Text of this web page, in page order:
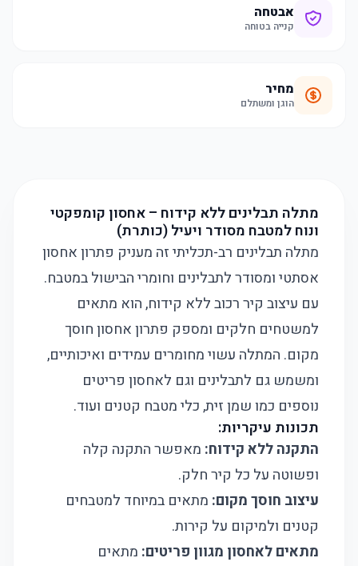
אבטחה
קנייה בטוחה
מחיר
הוגן ומשתלם
מתלה תבלינים ללא קידוח – אחסון קומפקטי
ונוח למטבח מסודר ויעיל (כותרת)
מתלה תבלינים רב-תכליתי זה מעניק פתרון אחסון
אסתטי ומסודר לתבלינים וחומרי הבישול במטבח.
עם עיצוב קיר רכוב ללא קידוח, הוא מתאים
למשטחים חלקים ומספק פתרון אחסון חוסך
מקום. המתלה עשוי מחומרים עמידים ואיכותיים,
ומשמש גם לתבלינים וגם לאחסון פריטים
נוספים כמו שמן זית, כלי מטבח קטנים ועוד.
תכונות עיקריות:
התקנה ללא קידוח: מאפשר התקנה קלה
ופשוטה על כל קיר חלק.
עיצוב חוסך מקום: מתאים במיוחד למטבחים
קטנים ולמיקום על קירות.
מתאים לאחסון מגוון פריטים: מתאים